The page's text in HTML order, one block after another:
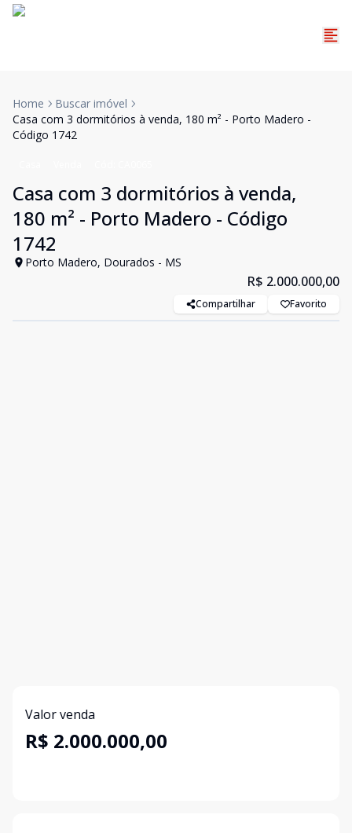
Home
Buscar imóvel
Casa com 3 dormitórios à venda, 180 m² - Porto Madero -
Código 1742
Casa com 3 dormitórios à venda,
180 m² - Porto Madero - Código
1742
Porto Madero, Dourados - MS
R$ 2.000.000,00
Compartilhar Favorito
Valor venda
R$ 2.000.000,00